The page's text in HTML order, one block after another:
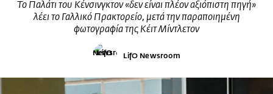
Το Παλάτι του Κένσινγκτον «δεν είναι πλέον αξιόπιστη πηγή»
λέει το Γαλλικό Πρακτορείο, μετά την παραποιημένη
φωτογραφία της Κέιτ Μίντλετον
LifO Newsroom